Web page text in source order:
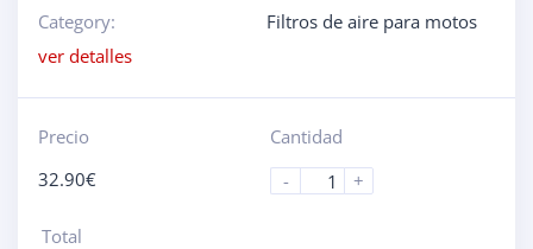
Category:
Filtros de aire para motos
ver detalles
Precio
32.90€
Cantidad
-
+
Total